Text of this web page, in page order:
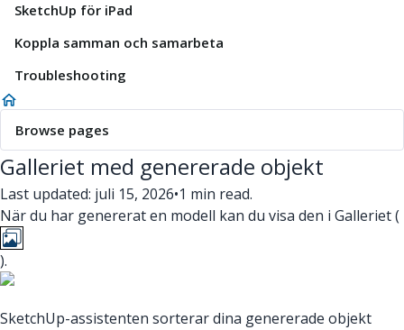
SketchUp för iPad
Koppla samman och samarbeta
Troubleshooting
Browse pages
Galleriet med genererade objekt
Last updated: juli 15, 2026•1 min read.
När du har genererat en modell kan du visa den i Galleriet (
).
SketchUp-assistenten sorterar dina genererade objekt